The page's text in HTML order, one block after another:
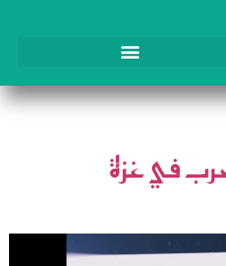
في غزة